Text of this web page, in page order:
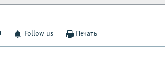
Follow us Печать